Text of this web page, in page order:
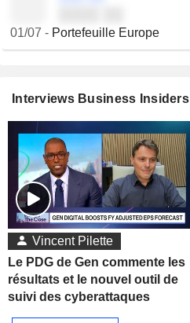
01/07 - Portefeuille Europe
Interviews Business Insiders
Vincent Pilette
Le PDG de Gen commente les
résultats et le nouvel outil de
suivi des cyberattaques